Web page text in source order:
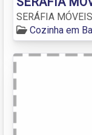
SERÁFIA
Cozinha em